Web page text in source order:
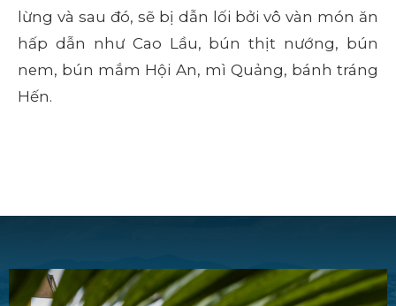
lừng và sau đó, sẽ bị dẫn lối bởi vô vàn món ăn
hấp dẫn như Cao Lầu, bún thịt nướng, bún
nem, bún mắm Hội An, mì Quảng, bánh tráng
Hến.